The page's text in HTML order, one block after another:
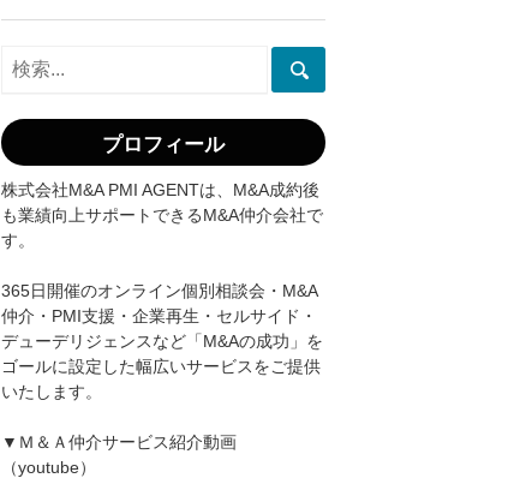
プロフィール
株式会社M&A PMI AGENTは、M&A成約後
も業績向上サポートできるM&A仲介会社で
す。
365日開催のオンライン個別相談会・M&A
仲介・PMI支援・企業再生・セルサイド・
デューデリジェンスなど「M&Aの成功」を
ゴールに設定した幅広いサービスをご提供
いたします。
▼Ｍ＆Ａ仲介サービス紹介動画
（youtube）